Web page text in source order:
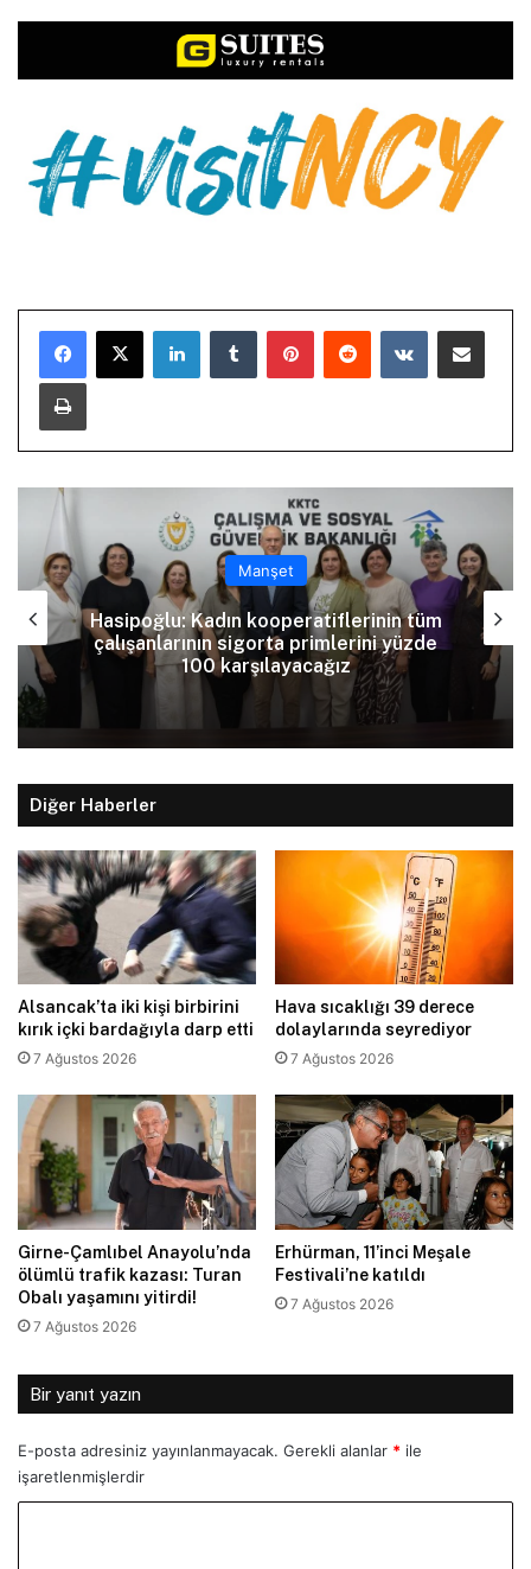
LinkedInTumblr PinterestReddit VKontakteE-Posta ile paylaş
Yazdır
Manşet
Tatar: Enosis zihniyetine karşı varoluş
mücadelemiz devam ediyor
Diğer Haberler
Alsancak’ta iki kişi birbirini
kırık içki bardağıyla darp etti
7 Ağustos 2026
Hava sıcaklığı 39 derece
dolaylarında seyrediyor
7 Ağustos 2026
Girne-Çamlıbel Anayolu’nda
ölümlü trafik kazası: Turan
Obalı yaşamını yitirdi!
7 Ağustos 2026
Erhürman, 11’inci Meşale
Festivali’ne katıldı
7 Ağustos 2026
Bir yanıt yazın
E-posta adresiniz yayınlanmayacak. Gerekli alanlar * ile
işaretlenmişlerdir